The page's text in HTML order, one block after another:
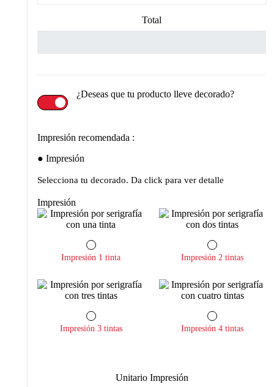
Total
¿Deseas que tu producto lleve decorado?
Impresión recomendada :
Impresión
Selecciona tu decorado. Da click para ver detalle
Impresión
Impresión 1 tinta Impresión 2 tintas
Impresión 3 tintas Impresión 4 tintas
Unitario Impresión